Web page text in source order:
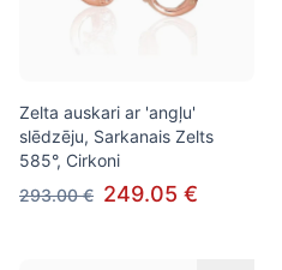
Zelta auskari ar 'angļu'
slēdzēju, Sarkanais Zelts
585°, Cirkoni
293.00 € 249.05 €